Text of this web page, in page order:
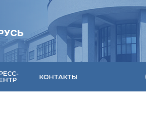
КОНТАКТЫ